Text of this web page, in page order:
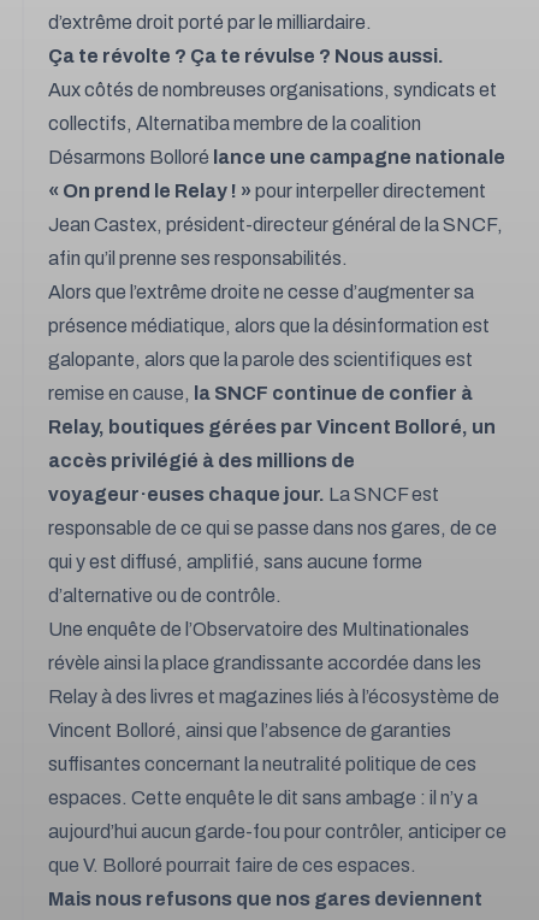
d’extrême droit porté par le milliardaire.
Ça te révolte ? Ça te révulse ? Nous aussi.
Aux côtés de nombreuses organisations, syndicats et
collectifs, Alternatiba membre de la coalition
Désarmons Bolloré lance une campagne nationale
« On prend le Relay ! » pour interpeller directement
Jean Castex, président-directeur général de la SNCF,
afin qu’il prenne ses responsabilités.
Alors que l’extrême droite ne cesse d’augmenter sa
présence médiatique, alors que la désinformation est
galopante, alors que la parole des scientifiques est
remise en cause, la SNCF continue de confier à
Relay, boutiques gérées par Vincent Bolloré, un
accès privilégié à des millions de
voyageur·euses chaque jour. La SNCF est
responsable de ce qui se passe dans nos gares, de ce
qui y est diffusé, amplifié, sans aucune forme
d’alternative ou de contrôle.
Une enquête de l’Observatoire des Multinationales
révèle ainsi la place grandissante accordée dans les
Relay à des livres et magazines liés à l’écosystème de
Vincent Bolloré, ainsi que l’absence de garanties
suffisantes concernant la neutralité politique de ces
espaces. Cette enquête le dit sans ambage : il n’y a
aujourd’hui aucun garde-fou pour contrôler, anticiper ce
que V. Bolloré pourrait faire de ces espaces.
Mais nous refusons que nos gares deviennent